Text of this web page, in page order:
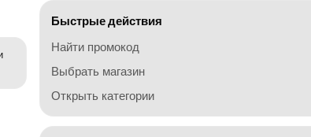
Быстрые действия
Найти промокод
Выбрать магазин
Открыть категории